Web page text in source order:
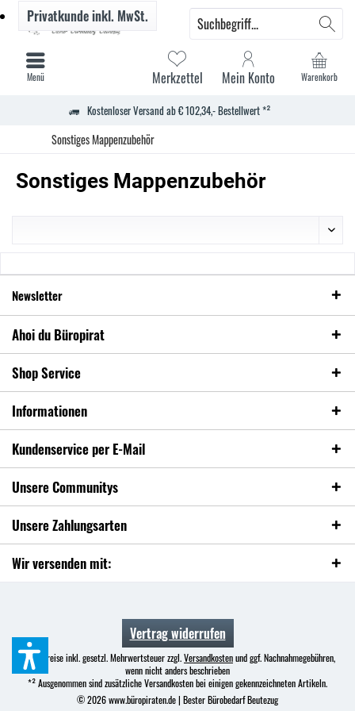
Kostenloser Versand ab € 102,34,- Bestellwert *²
Warenkorb
Merkzettel Mein Konto
Privatkundeinkl. MwSt.
Menü
Sonstiges Mappenzubehör
Sonstiges Mappenzubehör
Newsletter
Ahoi du Büropirat
Shop Service
Informationen
Kundenservice per E-Mail
Unsere Communitys
Unsere Zahlungsarten
Wir versenden mit:
Vertrag widerrufen
* Alle Preise inkl. gesetzl. Mehrwertsteuer zzgl.Versandkostenund ggf. Nachnahmegebühren,
wenn nicht anders beschrieben
*² Ausgenommen sind zusätzliche Versandkosten bei einigen gekennzeichneten Artikeln.
© 2026 www.büropiraten.de | Bester Bürobedarf Beutezug